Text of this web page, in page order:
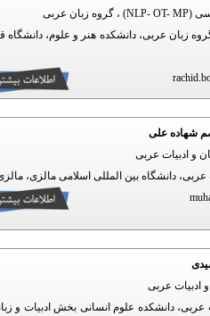
عربی، دانشکده هنر و علوم، دانشگاه قطر،
علی
عربی
دانشگاه بین المللی اسلامی مالزی، مالزی
عربی
دانشکده علوم انسانی بخش ادبیات و زبانهای